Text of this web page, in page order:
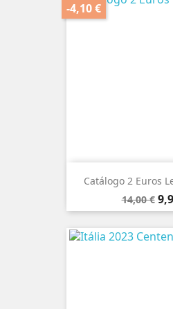
Catálogo 2 Euros
Preço
normal
14,00 €
-4,10 €